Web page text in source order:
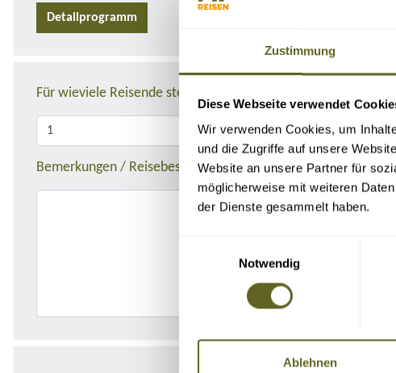
Zustimmung
Diese Webseite verwendet
Wir verwenden Cookies, um
und die Zugriffe auf unsere
Website an unsere Partner für
möglicherweise mit weiteren
der Dienste gesammelt haben.
Notwendig
Ablehnen
Detailprogramm
Für wieviele Reisende stellen Sie die Anfrage?
Bemerkungen / Reisebeschreibung